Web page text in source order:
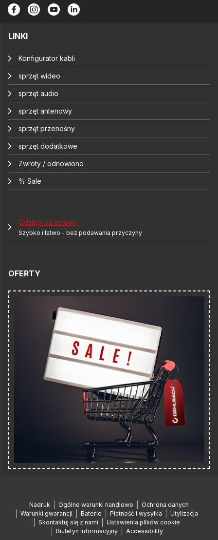
LINKI
Konfigurator kabli
sprzęt wideo
sprzęt audio
sprzęt antenowy
sprzęt przenośny
sprzęt dodatkowe
Zwroty / odnowione
% Sale
Odstąp od umowy
Szybko i łatwo - bez podawania przyczyny
OFERTY
Nadruk Ogólne warunki handlowe
Ochrona danych
Warunki gwarancji
Baterie Płatność i wysyłka
Utylizacja
Skontaktuj się z nami
Ustawienia plików cookie
Biuletyn informacyjny
Accessibility